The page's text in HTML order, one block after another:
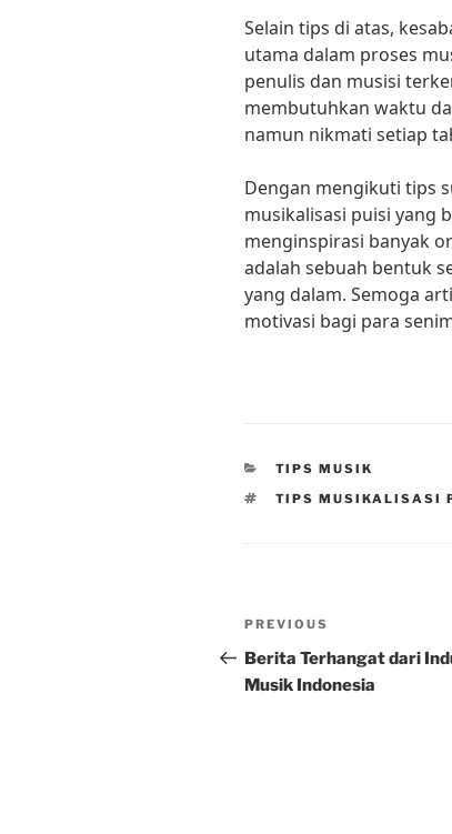
Selain tips di atas,
utama dalam proses
penulis dan musisi
membutuhkan waktu
namun nikmati setiap
Dengan mengikuti tips
musikalisasi puisi yang
menginspirasi banyak
adalah sebuah bentuk
yang dalam. Semoga
motivasi bagi para
CATEGORIES
TIPS MUSIK
TAGS
TIPS MUSIKALISASI
Post
navigation
Previous
Post
PREVIOUS
Berita Terhangat dari
Musik Indonesia